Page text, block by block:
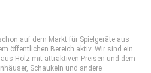
auf dem Markt für Spielgeräte aus
öffentlichen Bereich aktiv. Wir sind ein
Holz mit attraktiven Preisen und dem
Schaukeln und andere